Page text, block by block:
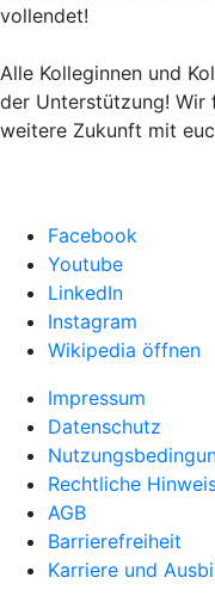
vollendet!
Alle Kolleginnen und
der Unterstützung! Wir
weitere Zukunft mit
Facebook
Youtube
LinkedIn
Instagram
Wikipedia öffnen
Impressum
Datenschutz
Rechtliche
AGB
Barrierefreiheit
Karriere und